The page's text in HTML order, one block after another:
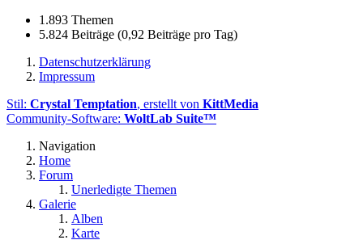
1.893 Themen
5.824 Beiträge (0,92 Beiträge pro Tag)
Datenschutzerklärung
Impressum
Stil: Crystal Temptation, erstellt von KittMedia
Community-Software: WoltLab Suite™
Navigation
Home
Forum
Unerledigte Themen
Galerie
Alben
Karte